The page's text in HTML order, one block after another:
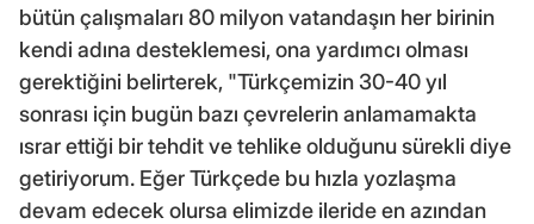
bütün çalışmaları 80 milyon vatandaşın her birinin
kendi adına desteklemesi, ona yardımcı olması
gerektiğini belirterek, "Türkçemizin 30-40 yıl
sonrası için bugün bazı çevrelerin anlamamakta
ısrar ettiği bir tehdit ve tehlike olduğunu sürekli diye
getiriyorum. Eğer Türkçede bu hızla yozlaşma
devam edecek olursa elimizde ileride en azından